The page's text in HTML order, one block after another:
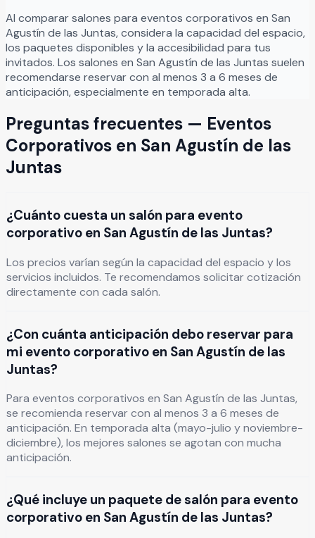
Al comparar salones para eventos corporativos en San
Agustín de las Juntas, considera la capacidad del espacio,
los paquetes disponibles y la accesibilidad para tus
invitados. Los salones en San Agustín de las Juntas suelen
recomendarse reservar con al menos 3 a 6 meses de
anticipación, especialmente en temporada alta.
Preguntas frecuentes — Eventos
Corporativos en San Agustín de las
Juntas
¿Cuánto cuesta un salón para evento
corporativo en San Agustín de las Juntas?
Los precios varían según la capacidad del espacio y los
servicios incluidos. Te recomendamos solicitar cotización
directamente con cada salón.
¿Con cuánta anticipación debo reservar para
mi evento corporativo en San Agustín de las
Juntas?
Para eventos corporativos en San Agustín de las Juntas,
se recomienda reservar con al menos 3 a 6 meses de
anticipación. En temporada alta (mayo-julio y noviembre-
diciembre), los mejores salones se agotan con mucha
anticipación.
¿Qué incluye un paquete de salón para evento
corporativo en San Agustín de las Juntas?